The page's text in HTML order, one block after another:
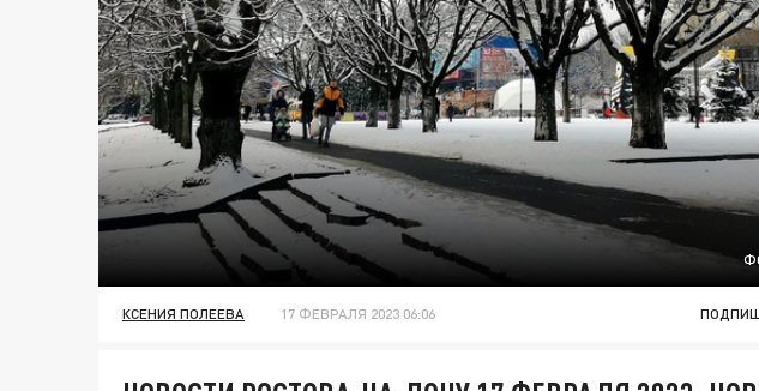
КСЕНИЯ ПОЛЕЕВА 17 ФЕВРАЛЯ 2023 06:06